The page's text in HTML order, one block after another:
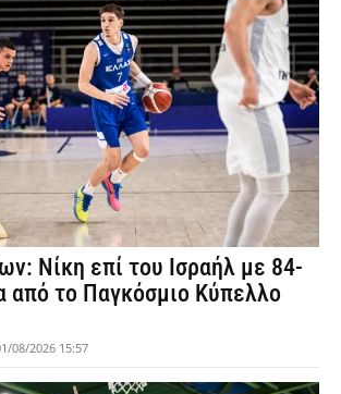
Νίκη επί του Ισραήλ με 84-
από το Παγκόσμιο Κύπελλο
08/2026 15:57